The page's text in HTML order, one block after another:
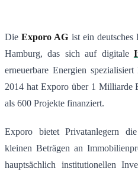
DieExporo AG ist ein
Hamburg, das sich auf digitale
erneuerbare Energien
2014 hat Exporo über 1 Milliarde
als 600 Projekte finanziert.
Exporo bietet Privatanlegern
kleinen Beträgen an
hauptsächlich institutionellen